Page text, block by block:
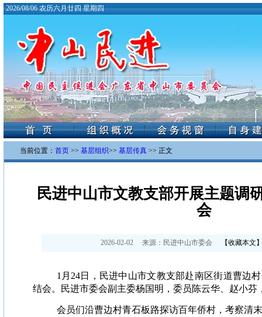
·2026/08/06 农历六月廿四 星期四
当前位置： 首页 >> 基层组织>> 基层传真 >> 正文
民进中山市文教支部开展主题调
会
2026-02-02 来源： 民进中山市委会 【收藏本文
1 月 24日，民进中山市文教支部赴南区街道曹边
结会。民进市委会副主委杨国明，委员陈云华、赵小芬
会员们沿曹边村青石板路探访百年侨村，考察清